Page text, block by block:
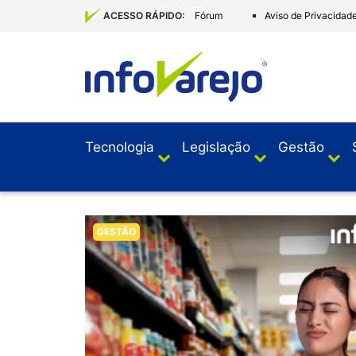
ACESSO RÁPIDO: Fórum Aviso de
Tecnologia Legislação Gestão
GESTÃO